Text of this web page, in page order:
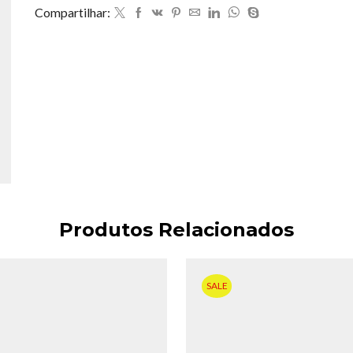
Compartilhar:
Produtos Relacionados
SALE